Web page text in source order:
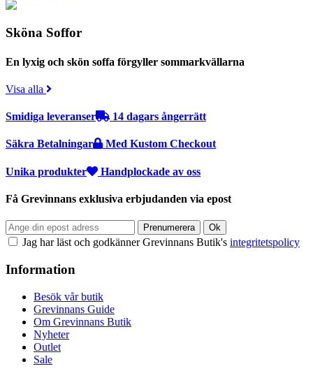
Sköna Soffor
En lyxig och skön soffa förgyller sommarkvällarna
Visa alla
Smidiga leveranser 14 dagars ångerrätt
Säkra Betalningar Med Kustom Checkout
Unika produkter Handplockade av oss
Få Grevinnans exklusiva erbjudanden via epost
Jag har läst och godkänner Grevinnans Butik's integritetspolicy
Information
Besök vår butik
Grevinnans Guide
Om Grevinnans Butik
Nyheter
Outlet
Sale